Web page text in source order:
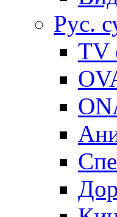
Рус.
TV